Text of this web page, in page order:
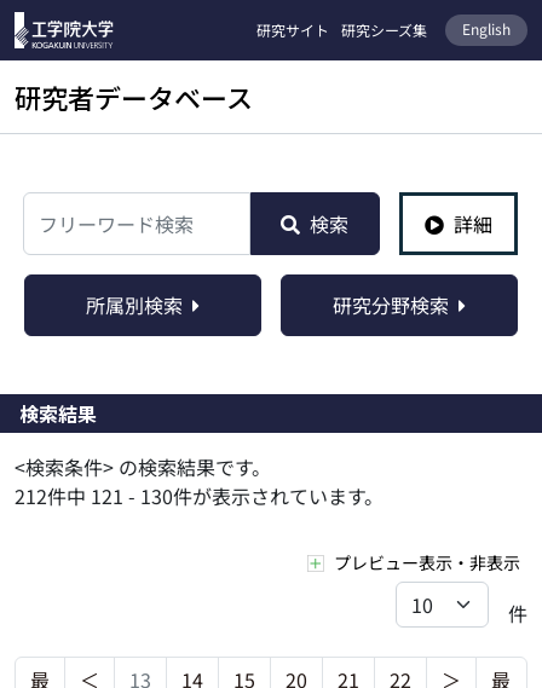
研究サイト 研究シーズ集 English
研究者データベース
検索
検索 詳細
所属別検索 研究分野検索
検索結果
<検索条件> の検索結果です。
212件中 121 - 130件が表示されています。
プレビュー表示・非表示
件
最
＜ 13 14 15 20 21 22 ＞
最